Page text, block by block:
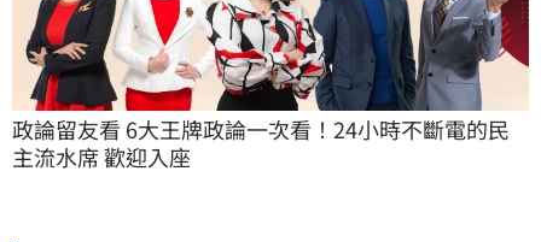
政論留友看 6大王牌政論一次看！24小時不斷電的民
主流水席 歡迎入座